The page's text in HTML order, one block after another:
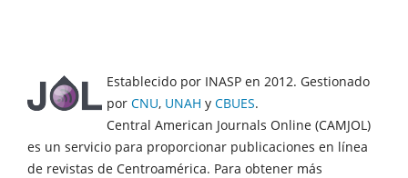
Establecido por INASP en 2012. Gestionado
por CNU, UNAH y CBUES.
Central American Journals Online (CAMJOL)
es un servicio para proporcionar publicaciones en línea
de revistas de Centroamérica. Para obtener más